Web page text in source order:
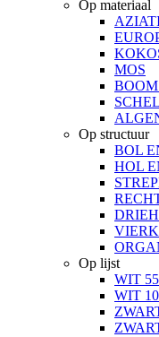
Op materiaal
MOS
Op structuur
BOL
HOL
Op lijst
WIT
WIT